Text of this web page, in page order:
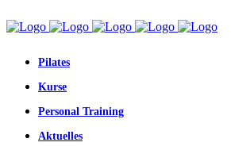
Pilates
Kurse
Personal Training
Aktuelles